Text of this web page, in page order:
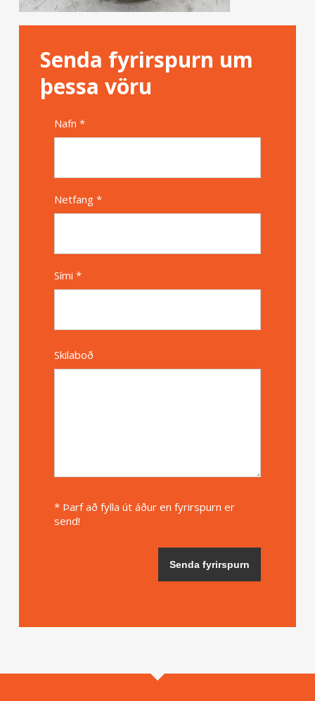
Senda fyrirspurn um
þessa vöru
Nafn *
Netfang *
Sími *
Skilaboð
* Þarf að fylla út áður en fyrirspurn er
send!